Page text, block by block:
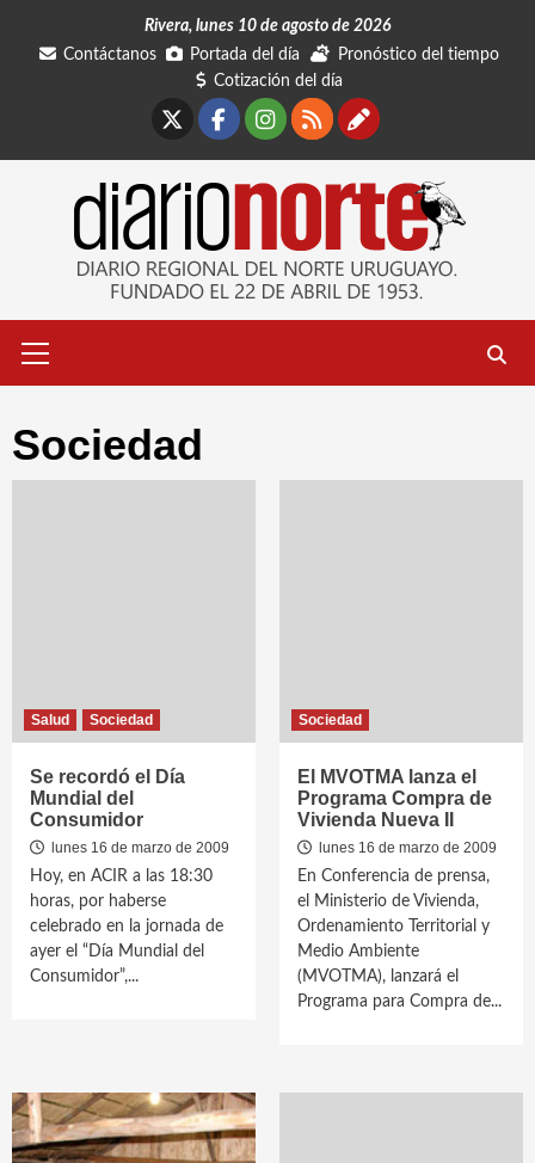
Rivera, lunes 10 de agosto de 2026
Contáctanos
Portada del día
Pronóstico del tiempo
Cotización del día
Facebook
Instagram
RSSContáctanos
primario
Sociedad
Salud Sociedad
Se recordó el Día
Mundial del
Consumidor
lunes 16 de marzo de 2009
Hoy, en ACIR a las 18:30
horas, por haberse
celebrado en la jornada de
ayer el “Día Mundial del
Consumidor”,...
Sociedad
El MVOTMA lanza el
Programa Compra de
Vivienda Nueva II
lunes 16 de marzo de 2009
En Conferencia de prensa,
el Ministerio de Vivienda,
Ordenamiento Territorial y
Medio Ambiente
(MVOTMA), lanzará el
Programa para Compra de...